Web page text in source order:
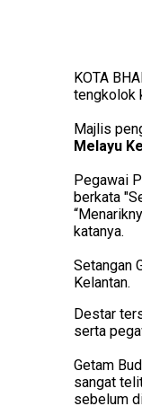
KOTA
tengkolok
Majlis
Melayu
Pegawai
berkata
katanya.
Setangan
Kelantan.
Destar
serta
Getam
sangat
sebelum